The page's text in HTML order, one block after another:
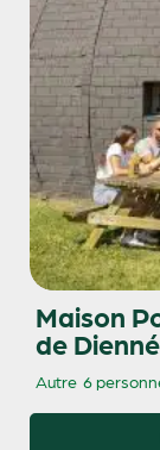
Maison
de Dienné
Autre 6